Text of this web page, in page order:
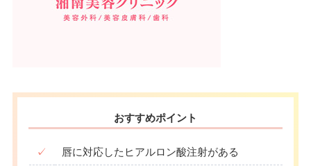
おすすめポイント
✓ 唇に対応したヒアルロン酸注射がある